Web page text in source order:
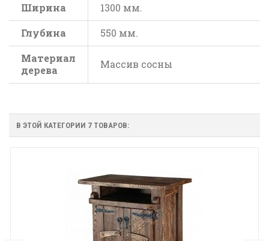
Ширина
1300 мм.
Глубина
550 мм.
Материал
дерева
Массив сосны
В ЭТОЙ КАТЕГОРИИ 7 ТОВАРОВ: